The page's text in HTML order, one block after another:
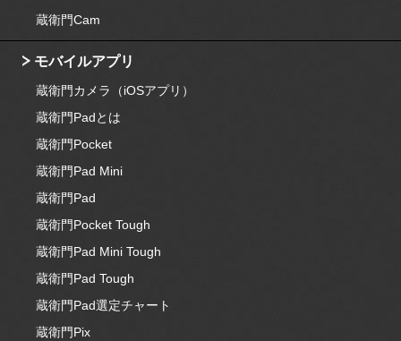
蔵衛門Cam
モバイルアプリ
蔵衛門カメラ（iOSアプリ）
蔵衛門Padとは
蔵衛門Pocket
蔵衛門Pad Mini
蔵衛門Pad
蔵衛門Pocket Tough
蔵衛門Pad Mini Tough
蔵衛門Pad Tough
蔵衛門Pad選定チャート
蔵衛門Pix